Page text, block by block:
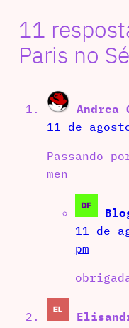
11
Paris no
Andrea
11 de
Passando
men
11 de
pm